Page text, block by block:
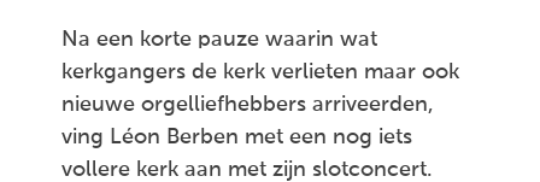
Na een korte pauze waarin wat
kerkgangers de kerk verlieten maar ook
nieuwe orgelliefhebbers arriveerden,
ving Léon Berben met een nog iets
vollere kerk aan met zijn slotconcert.